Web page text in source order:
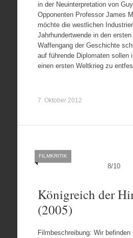
in der Neuinterpretation von
Opponenten Professor James
möchte die westlichen
Jahrhundertwende in den
Waffengang der Geschichte
auf führende Diplomaten sollen
einen ersten Weltkrieg zu
7. Oktober 2012
8/10
FILMKRITIK
Königreich der
(2005)
Filmbeschreibung: Wir befinden